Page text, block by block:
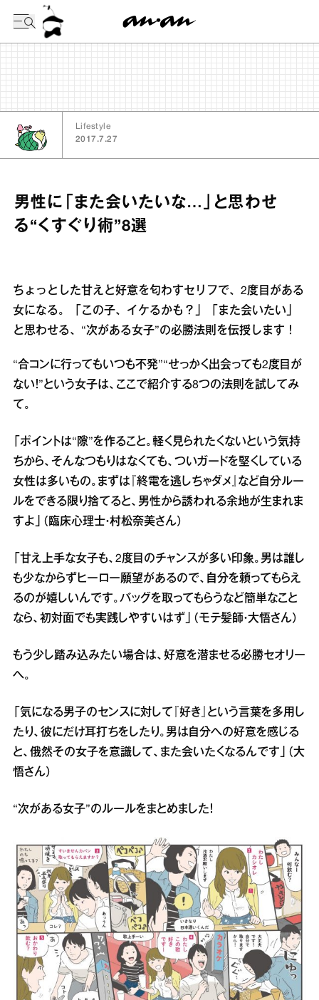
Lifestyle
2017.7.27
男性に「また会いたいな…」と思わせ
る“くすぐり術”8選
ちょっとした甘えと好意を匂わすセリフで、2度目がある
女になる。「この子、イケるかも？」「また会いたい」
と思わせる、“次がある女子”の必勝法則を伝授します！
“合コンに行ってもいつも不発”“せっかく出会っても2度目が
ない！”という女子は、ここで紹介する8つの法則を試してみ
て。
「ポイントは“隙”を作ること。軽く見られたくないという気持
ちから、そんなつもりはなくても、ついガードを堅くしている
女性は多いもの。まずは『終電を逃しちゃダメ』など自分ルー
ルをできる限り捨てると、男性から誘われる余地が生まれま
すよ」（臨床心理士・村松奈美さん）
「甘え上手な女子も、2度目のチャンスが多い印象。男は誰し
も少なからずヒーロー願望があるので、自分を頼ってもらえ
るのが嬉しいんです。バッグを取ってもらうなど簡単なこと
なら、初対面でも実践しやすいはず」（モテ髪師・大悟さん）
もう少し踏み込みたい場合は、好意を潜ませる必勝セオリー
へ。
「気になる男子のセンスに対して『好き』という言葉を多用し
たり、彼にだけ耳打ちをしたり。男は自分への好意を感じる
と、俄然その女子を意識して、また会いたくなるんです」（大
悟さん）
“次がある女子”のルールをまとめました！